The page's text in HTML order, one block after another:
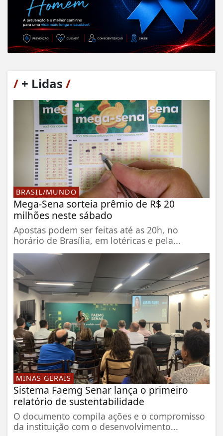
/ + Lidas /
BRASIL/MUNDO
Mega-Sena sorteia prêmio de R$ 20
milhões neste sábado
Apostas podem ser feitas até as 20h, no
horário de Brasília, em lotéricas e pela...
MINAS GERAIS
Sistema Faemg Senar lança o primeiro
relatório de sustentabilidade
O documento compila ações e o compromisso
da instituição com o desenvolvimento...